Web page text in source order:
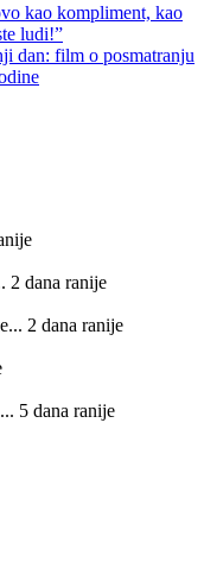
kao kompliment, kao
ludi!”
dan: film o posmatranju
2 dana ranije
2 dana ranije
5 dana ranije